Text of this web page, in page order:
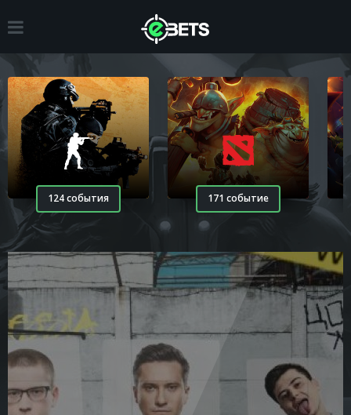
124 события 171 событие